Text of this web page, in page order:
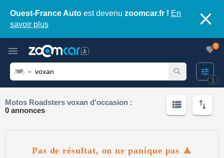
Ouest-France Auto est devenu zoomcar.fr ! En
savoir plus
1
0
Motos Roadsters voxan d'occasion :
0 annonces
Pas de résultat, on ne panique pas 🧘